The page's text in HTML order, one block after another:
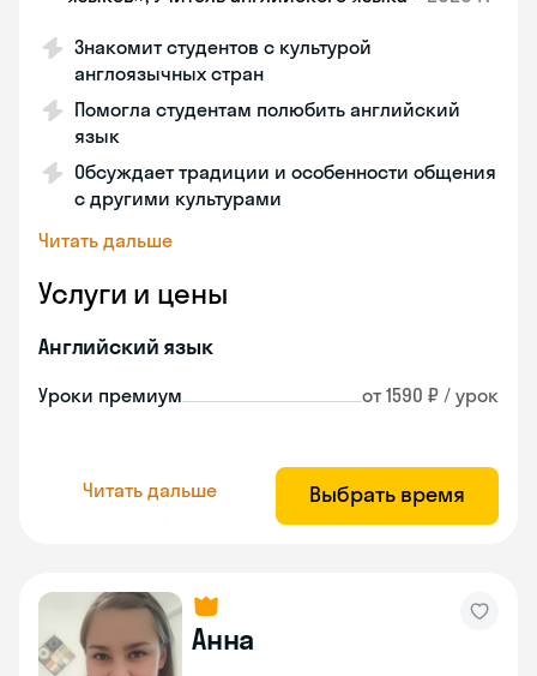
Знакомит студентов с культурой
англоязычных стран
Помогла студентам полюбить английский
язык
Обсуждает традиции и особенности общения
с другими культурами
Читать дальше
Услуги и цены
Английский язык
Уроки премиум от 1590 ₽ / урок
Читать дальше Выбрать время
Анна